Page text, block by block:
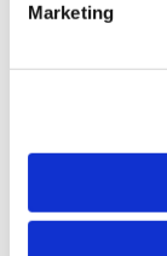
Marketing